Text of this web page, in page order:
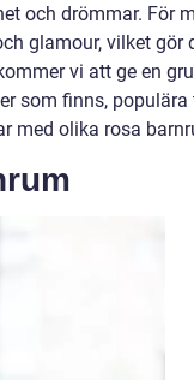
och drömmar. För
glamour, vilket gör
vi att ge en
som finns, populära
med olika rosa